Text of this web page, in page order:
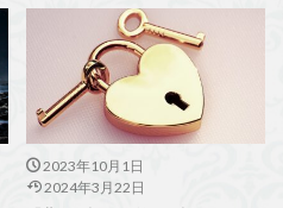
2023年10月1日
2024年3月22日